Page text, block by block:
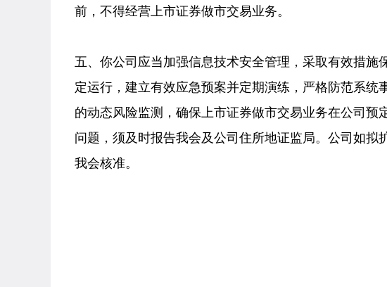
前，不得经营上市证券做市交易业务。
五、你公司应当加强信息技术安全管理，采取有效措
定运行，建立有效应急预案并定期演练，严格防范系
的动态风险监测，确保上市证券做市交易业务在公司
问题，须及时报告我会及公司住所地证监局。公司如
我会核准。